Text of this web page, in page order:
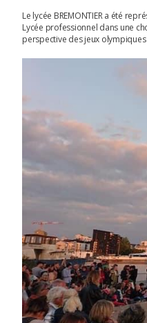
Le lycée BREMONTIER a été
Lycée professionnel dans une
perspective des jeux